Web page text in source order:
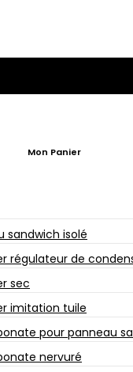
Mon Panier
sandwich isolé
régulateur de
sec
imitation tuile
pour panneau
nervuré